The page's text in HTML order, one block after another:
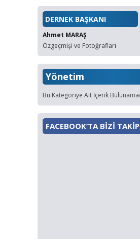
DERNEK BAŞKANI
Ahmet MARAŞ
Özgeçmişi ve Fotoğrafları
Yönetim
Bu Kategoriye Ait İçerik
FACEBOOK’TA BİZİ